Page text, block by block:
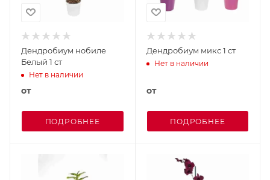
Дендробиум нобиле
Белый 1 ст
Нет в наличии
от
ПОДРОБНЕЕ
Дендробиум микс 1 ст
Нет в наличии
от
ПОДРОБНЕЕ